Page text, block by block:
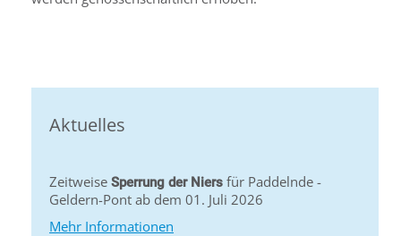
Aktuelles
Zeitweise Sperrung der Niers für Paddelnde -
Geldern-Pont ab dem 01. Juli 2026
Mehr Informationen